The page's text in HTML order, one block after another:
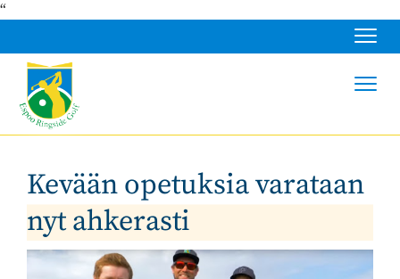
“
Kevään opetuksia varataan
nyt ahkerasti